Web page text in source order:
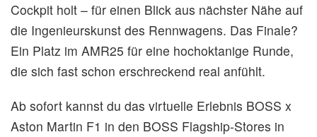
Cockpit holt – für einen Blick aus nächster Nähe auf
die Ingenieurskunst des Rennwagens. Das Finale?
Ein Platz im AMR25 für eine hochoktanige Runde,
die sich fast schon erschreckend real anfühlt.
Ab sofort kannst du das virtuelle Erlebnis BOSS x
Aston Martin F1 in den BOSS Flagship-Stores in